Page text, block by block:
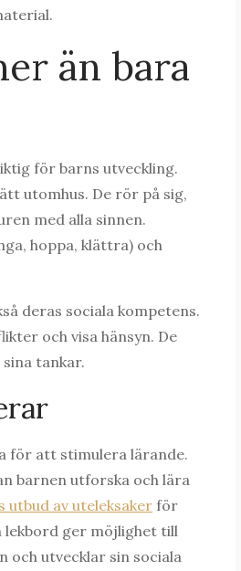
än bara
för barns utveckling.
utomhus. De rör på sig,
med alla sinnen.
hoppa, klättra) och
deras sociala kompetens.
och visa hänsyn. De
tankar.
för att stimulera lärande.
barnen utforska och lära
utbud av uteleksakerför
lekbord ger möjlighet till
och utvecklar sin sociala